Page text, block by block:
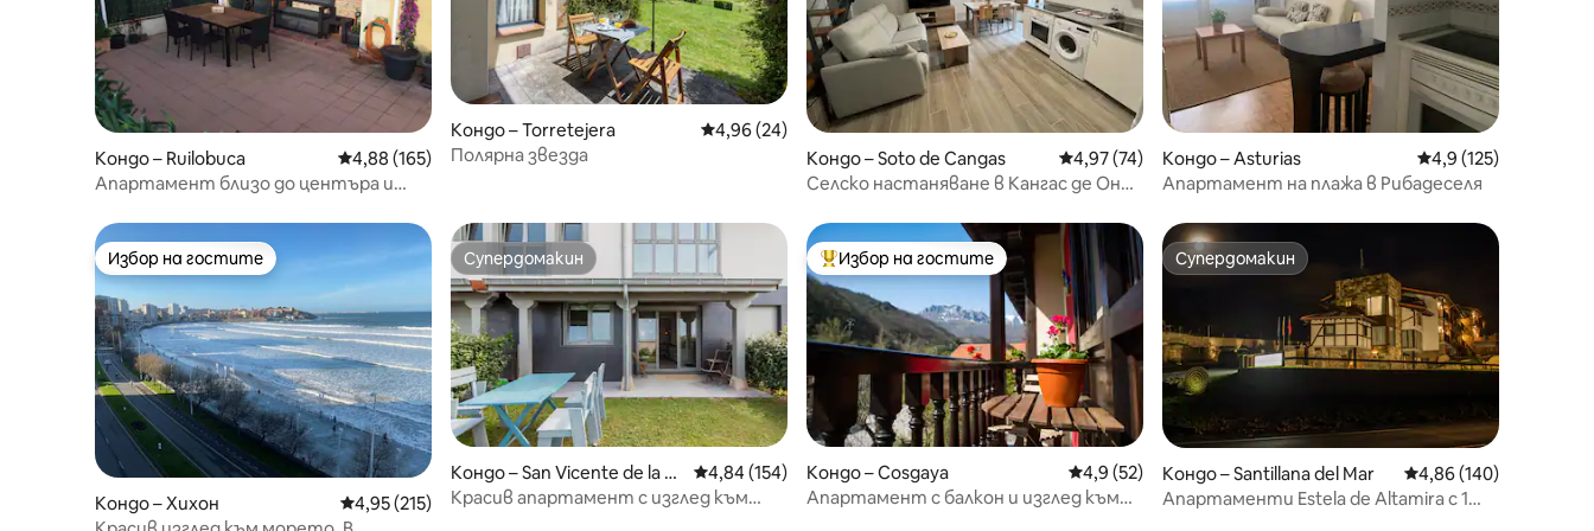
Кондо – Ruilobuca Средна оценка: 4,88 от 5, 165 отзива
4,88 (165)
Апартамент близо до центъра и
Кондо – Torretejera Средна оценка: 4,96 от 5, 24 отзива
4,96 (24)
Полярна звезда
Кондо – Soto de Cangas Средна оценка: 4,97 от 5, 74 отзива
4,97 (74)
Селско настаняване в Кангас де Онис
Кондо – Asturias Средна оценка: 4,9
4,9 (125)
Апартамент на плажа в Рибадеселя
Избор на гостите
Избор на гостите
Кондо – Хихон Средна оценка: 4,95 от 5, 215 отзива
4,95 (215)
Супердомакин
Супердомакин
Кондо – San Vicente de la Ba
rquera
Средна оценка: 4,84 от 5, 154 отзива
4,84 (154)
Красив апартамент с изглед към
Най-популярен избор на гостите
Избор на гостите
Кондо – Cosgaya Средна оценка: 4,9 от 5, 52 отзива
4,9 (52)
Апартамент с балкон и изглед към
Супердомакин
Супердомакин
Кондо – Santillana del Mar Средна оценка: 4,86
4,86 (140)
Апартаменти Estela de Altamira с 1